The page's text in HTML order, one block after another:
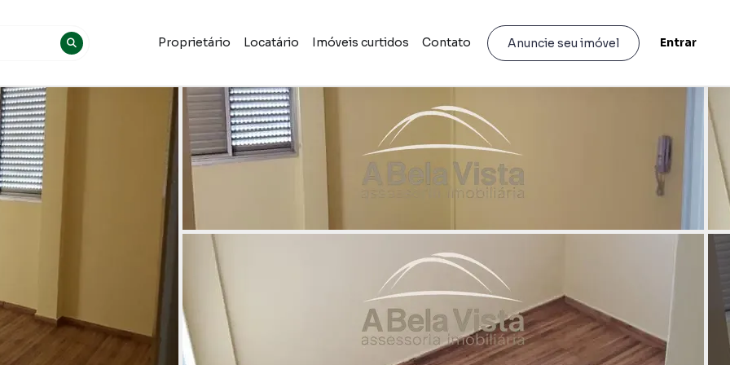
Proprietário Locatário Imóveis curtidos Contato Anuncie seu imóvel Entrar